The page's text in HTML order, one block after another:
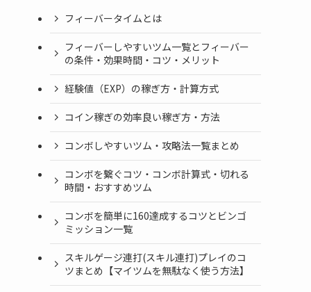
フィーバータイムとは
フィーバーしやすいツム一覧とフィーバー
の条件・効果時間・コツ・メリット
経験値（EXP）の稼ぎ方・計算方式
コイン稼ぎの効率良い稼ぎ方・方法
コンボしやすいツム・攻略法一覧まとめ
コンボを繋ぐコツ・コンボ計算式・切れる
時間・おすすめツム
コンボを簡単に160達成するコツとビンゴ
ミッション一覧
スキルゲージ連打(スキル連打)プレイのコ
ツまとめ【マイツムを無駄なく使う方法】